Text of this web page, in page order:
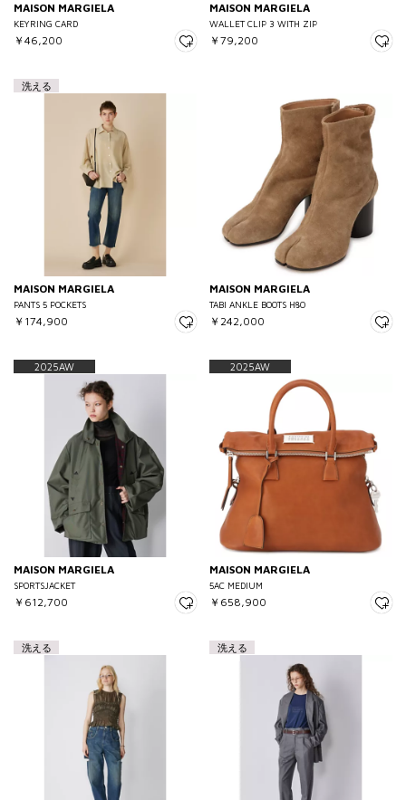
MAISON MARGIELA
KEYRING CARD
￥46,200
MAISON MARGIELA
WALLET CLIP 3 WITH ZIP
￥79,200
洗える
MAISON MARGIELA
PANTS 5 POCKETS
￥174,900
MAISON MARGIELA
TABI ANKLE BOOTS H80
￥242,000
2025AW
MAISON MARGIELA
SPORTSJACKET
￥612,700
2025AW
MAISON MARGIELA
5AC MEDIUM
￥658,900
洗える 洗える